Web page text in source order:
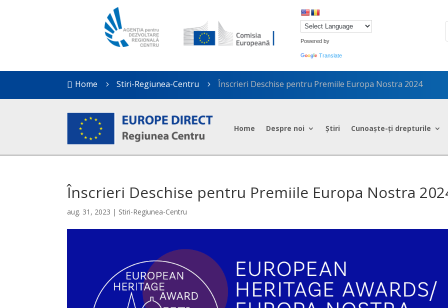
Powered by
Translate
 Home 5 Stiri-Regiunea-Centru 5 Înscrieri Deschise pentru Premiile Europa Nostra 2024
Home Despre noi Știri Cunoaște-ți drepturile
Înscrieri Deschise pentru Premiile Europa Nostra
aug. 31, 2023 | Stiri-Regiunea-Centru